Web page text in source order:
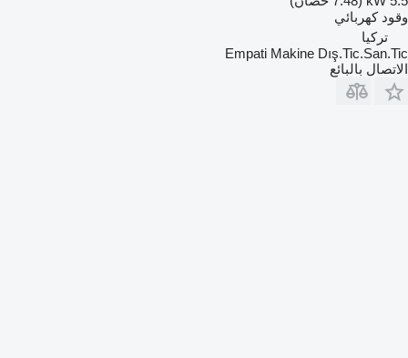
وقود كهربائي
تركيا
Empati Makine Dış.Tic.San.Tic
الاتصال بالبائع